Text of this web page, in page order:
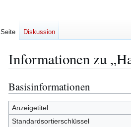
Informationen zu
Zur
Navigation
springen
Zur
Suche
springen
Basisinformationen
Anzeigetitel
Standardsortierschlüssel
Seite Diskussion